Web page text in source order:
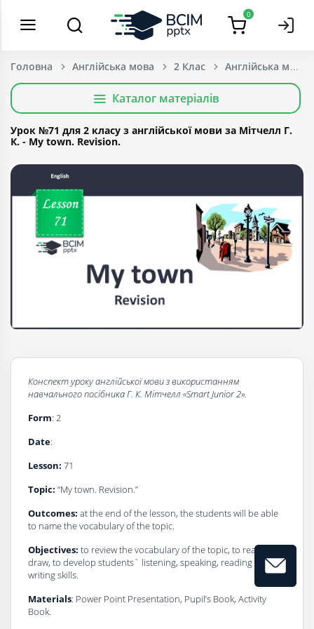
0
Головна Англійська мова 2 Клас
Каталог матеріалів
Урок №71 для 2 класу з англійської мови за Мітчелл Г.
К. - My town. Revision.
Конспект урокуaнглійської мови з використанням
навчального посібникаГ. К. Мітчелл «Smart Junior 2».
Form: 2
Date:
Lesson: 71
Topic: “My town. Revision.”
Outcomes: at the end of the lesson, the students will be able
to name the vocabulary of the topic.
Objectives: to review the vocabulary of the topic, to read and
draw, to develop students` listening, speaking, reading and
writing skills.
Materials: Power Point Presentation, Pupil’s Book, Activity
Book.